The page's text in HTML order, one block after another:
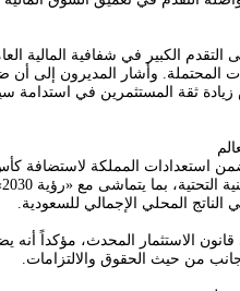
الكبير في شفافية المالية
المحتملة. وأشار المديرون إلى
ثقة المستثمرين في استدامة
الاستثمار المحدث، مؤكداً أنه
من حيث الحقوق والالتزامات.